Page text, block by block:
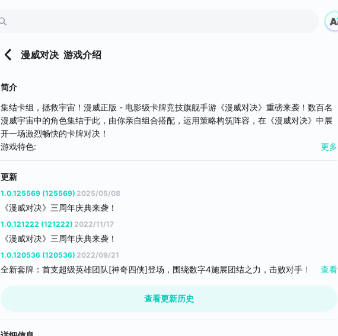
漫威对决 游戏介绍
简介
集结卡组，拯救宇宙！漫威正版 - 电影级卡牌竞技旗舰手游《漫威对决》重磅来袭！数百名
漫威宇宙中的角色集结于此，由你亲自组合搭配，运用策略构筑阵容，在《漫威对决》中展
开一场激烈畅快的卡牌对决！
游戏特色:
漫威人物冲破屏幕，给你带来超豪华的视觉享受！
-漫威历险全新篇章
熟悉的人物，意想不到的故事！
重温内战，无限战争等劲爆经典剧情，竟有意想不到的情节和曲折……？
-构筑不设限，创意无极限
构筑专属牌组，玩出自己的方式！
-150+超英尽收囊中
更多
更新
1.0.125569 (125569) 2025/05/08
《漫威对决》三周年庆典来袭！
1.0.121222 (121222) 2022/11/17
《漫威对决》三周年庆典来袭！
1.0.120536 (120536) 2022/09/21
全新套牌：首支超级英雄团队[神奇四侠]登场，围绕数字4施展团结之力，击败对手！
更多游戏活动与更新内容，欢迎大家进入游戏体验。
查看
查看更新历史